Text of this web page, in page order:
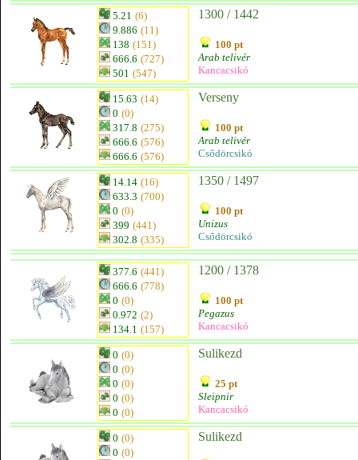
5.21 (6)
9.886 (11)
138 (151)
666.6 (727)
501 (547)
1300 / 1442
100 pt
Arab telivér
Kancacsikó
15.63 (14)
0 (0)
317.8 (275)
666.6 (576)
666.6 (576)
Verseny
100 pt
Arab telivér
Csődörcsikó
14.14 (16)
633.3 (700)
0 (0)
399 (441)
302.8 (335)
1350 / 1497
100 pt
Unizus
Csődörcsikó
377.6 (441)
666.6 (778)
0 (0)
0.972 (2)
134.1 (157)
1200 / 1378
100 pt
Pegazus
Kancacsikó
0 (0)
0 (0)
0 (0)
0 (0)
0 (0)
Sulikezd
25 pt
Sleipnir
Kancacsikó
0 (0)
0 (0)
Sulikezd